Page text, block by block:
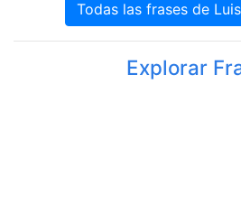
Todas las frases de
Explorar